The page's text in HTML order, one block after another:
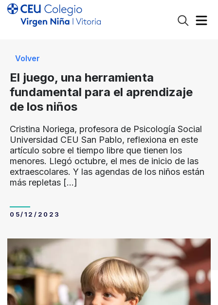
Volver
El juego, una herramienta
fundamental para el aprendizaje
de los niños
Cristina Noriega, profesora de Psicología Social
Universidad CEU San Pablo, reflexiona en este
artículo sobre el tiempo libre que tienen los
menores. Llegó octubre, el mes de inicio de las
extraescolares. Y las agendas de los niños están
más repletas […]
05/12/2023